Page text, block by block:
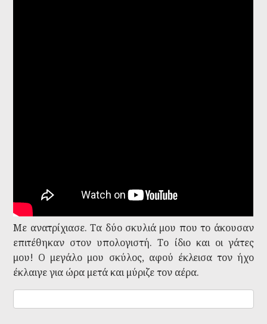
Με ανατρίχιασε. Τα δύο σκυλιά μου που το άκουσαν
επιτέθηκαν στον υπολογιστή. Το ίδιο και οι γάτες
μου! Ο μεγάλο μου σκύλος, αφού έκλεισα τον ήχο
έκλαιγε για ώρα μετά και μύριζε τον αέρα.